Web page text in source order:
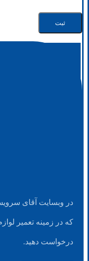
در وبسایت آقای
که در زمینه تعمیر
درخواست دهید.